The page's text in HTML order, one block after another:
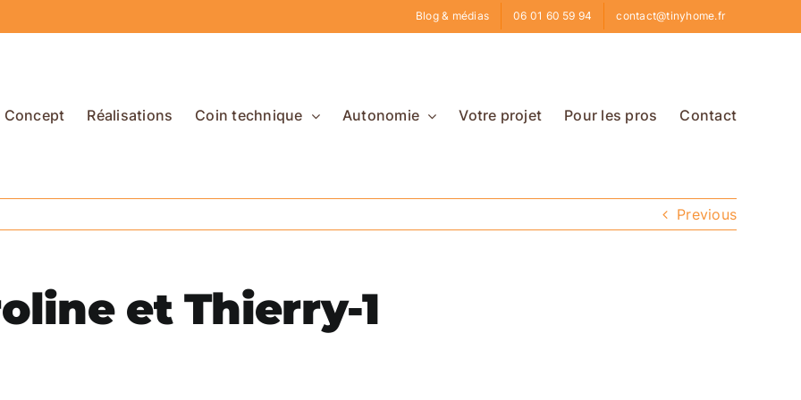
Blog & médias 06 01 60 59 94 contact@tinyhome.fr
Concept Réalisations Coin technique Autonomie Votre projet Pour les pros Contact
Previous
et Thierry-1